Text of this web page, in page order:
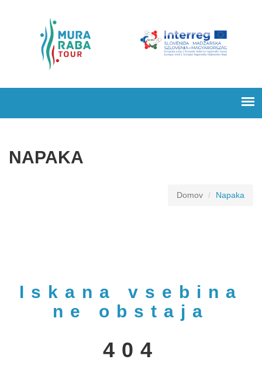
NAPAKA
Domov Napaka
Iskana vsebina
ne obstaja
404